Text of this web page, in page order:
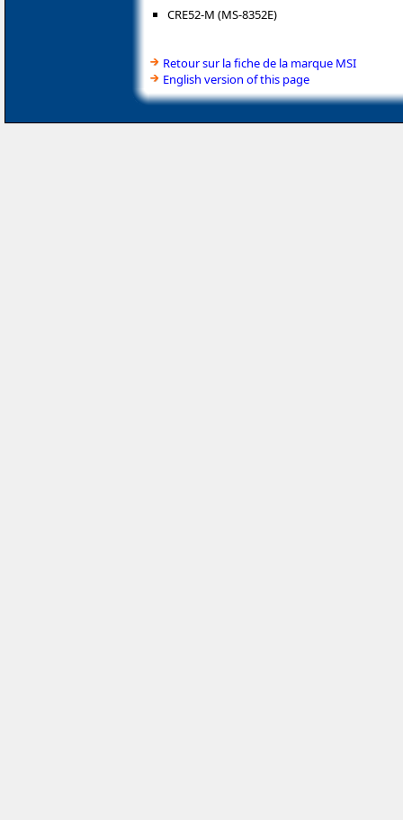
CRE52-M (MS-8352E)
Retour sur la fiche de la marque MSI
English version of this page